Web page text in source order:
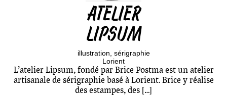
ATELIER
LIPSUM
illustration sérigraphie
Lorient
L’atelier Lipsum, fondé par Brice Postma est un atelier
artisanale de sérigraphie basé à Lorient. Brice y réalise
des estampes, des […]